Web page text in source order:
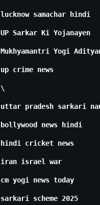
lucknow samachar hindi
UP Sarkar Ki Yojanayen
Mukhyamantri Yogi
up crime news
\
uttar pradesh sarkari
bollywood news hindi
hindi cricket news
iran israel war
cm yogi news today
sarkari scheme 2025